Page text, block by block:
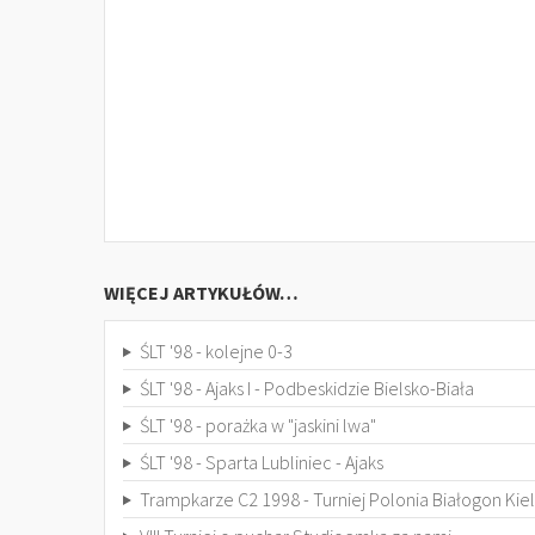
WIĘCEJ ARTYKUŁÓW…
ŚLT '98 - kolejne 0-3
ŚLT '98 - Ajaks I - Podbeskidzie Bielsko-Biała
ŚLT '98 - porażka w "jaskini lwa"
ŚLT '98 - Sparta Lubliniec - Ajaks
Trampkarze C2 1998 - Turniej Polonia Białogon